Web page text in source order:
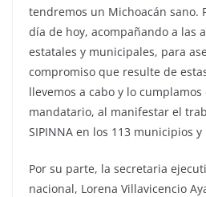
tendremos un Michoacán sano.
día de hoy, acompañando a las
estatales y municipales, para
compromiso que resulte de
llevemos a cabo y lo
mandatario, al manifestar el
SIPINNA en los 113 municipios
Por su parte, la secretaria
nacional, Lorena Villavicencio